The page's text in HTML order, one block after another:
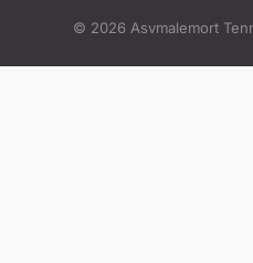
© 2026 Asvmalemort